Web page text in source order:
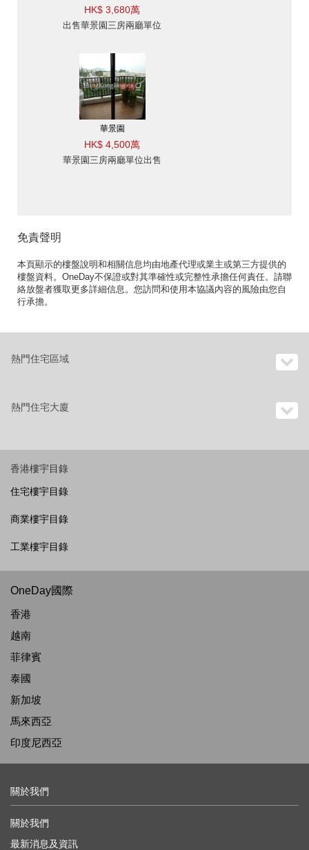
HK$ 3,680萬
出售華景園三房兩廳單位
華景園
HK$ 4,500萬
華景園三房兩廳單位出售
免責聲明
本頁顯示的樓盤說明和相關信息均由地產代理或業主或第三方提供的
樓盤資料。OneDay不保證或對其準確性或完整性承擔任何責任。請聯
絡放盤者獲取更多詳細信息。您訪問和使用本協議內容的風險由您自
行承擔。
熱門住宅區域
熱門住宅大廈
香港樓宇目錄
住宅樓宇目錄
商業樓宇目錄
工業樓宇目錄
OneDay國際
香港
越南
菲律賓
泰國
新加坡
馬來西亞
印度尼西亞
關於我們
關於我們
最新消息及資訊